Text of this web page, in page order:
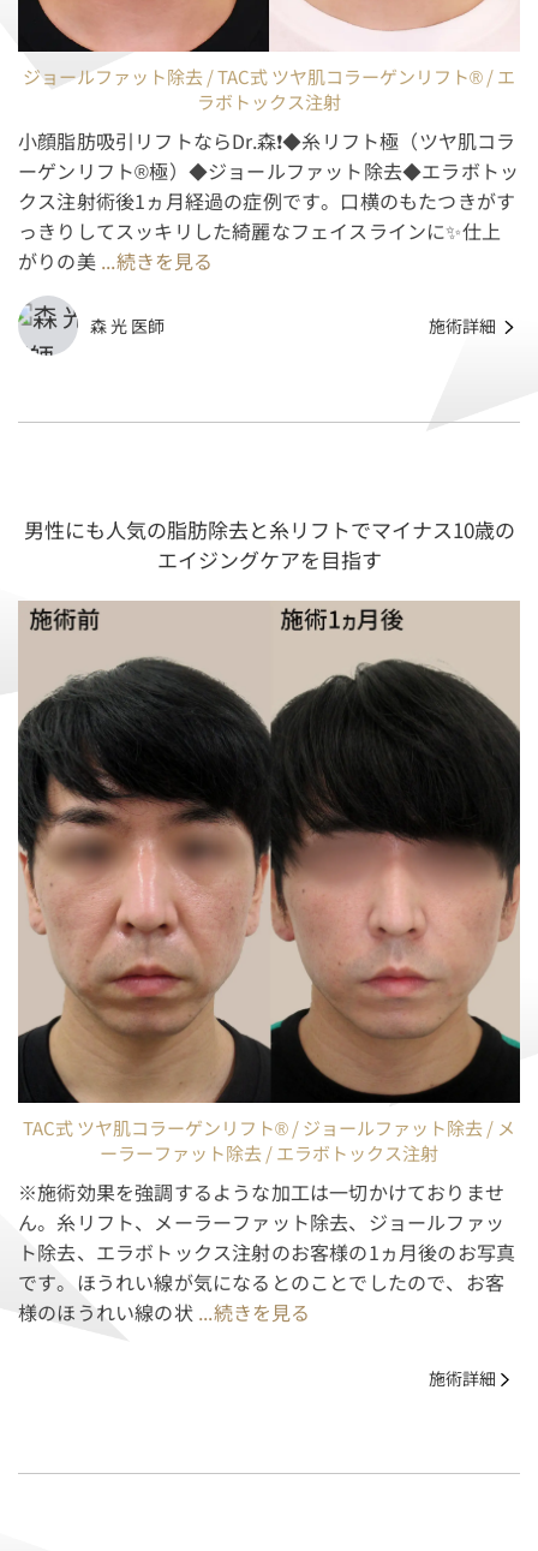
ジョールファット除去 / TAC式 ツヤ肌コラーゲンリフト® / エ
ラボトックス注射
小顔脂肪吸引リフトならDr.森❗️◆糸リフト極（ツヤ肌コラ
ーゲンリフト®極）◆ジョールファット除去◆エラボトッ
クス注射術後1ヵ月経過の症例です。口横のもたつきがす
っきりしてスッキリした綺麗なフェイスラインに✨仕上
がりの美 ...続きを見る
森 光 医師 施術詳細
男性にも人気の脂肪除去と糸リフトでマイナス10歳の
エイジングケアを目指す
TAC式 ツヤ肌コラーゲンリフト® / ジョールファット除去 / メ
ーラーファット除去 / エラボトックス注射
※施術効果を強調するような加工は一切かけておりませ
ん。糸リフト、メーラーファット除去、ジョールファッ
ト除去、エラボトックス注射のお客様の1ヵ月後のお写真
です。ほうれい線が気になるとのことでしたので、お客
様のほうれい線の状 ...続きを見る
施術詳細